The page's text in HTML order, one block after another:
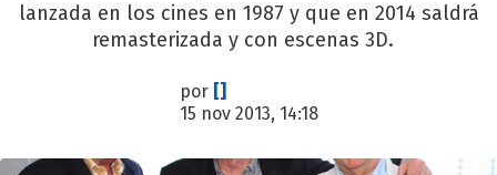
lanzada en los cines en 1987 y que en 2014 saldrá
remasterizada y con escenas 3D.
por []
15 nov 2013, 14:18